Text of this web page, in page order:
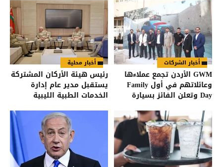
أخبار الشركات
GWM الأردن تجمع عملاءها
وعائلاتهم في أول Family
Day وتعلن الفائز بسيارة
أخبار محلية
رئيس هيئة الأركان المشتركة
يستقبل مدير عام إدارة
الخدمات الطبية الليبية